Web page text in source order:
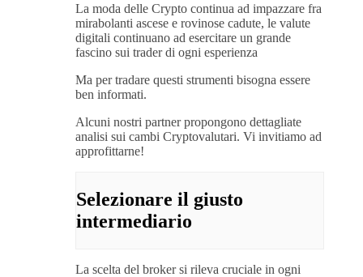
La moda delle Crypto continua ad impazzare fra
mirabolanti ascese e rovinose cadute, le valute
digitali continuano ad esercitare un grande
fascino sui trader di ogni esperienza
Ma per tradare questi strumenti bisogna essere
ben informati.
Alcuni nostri partner propongono dettagliate
analisi sui cambi Cryptovalutari. Vi invitiamo ad
approfittarne!
Selezionare il giusto
intermediario
La scelta del broker si rileva cruciale in ogni